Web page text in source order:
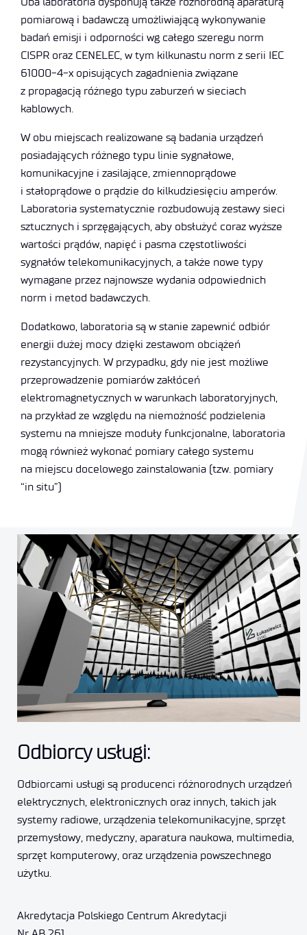
pomiarową i badawczą umożliwiającą wykonywanie
badań emisji i odporności wg całego szeregu norm
CISPR oraz CENELEC, w tym kilkunastu norm z serii IEC
61000-4-x opisujących zagadnienia związane
z propagacją różnego typu zaburzeń w sieciach
kablowych.
W obu miejscach realizowane są badania urządzeń
posiadających różnego typu linie sygnałowe,
komunikacyjne i zasilające, zmiennoprądowe
i stałoprądowe o prądzie do kilkudziesięciu amperów.
Laboratoria systematycznie rozbudowują zestawy sieci
sztucznych i sprzęgających, aby obsłużyć coraz wyższe
wartości prądów, napięć i pasma częstotliwości
sygnałów telekomunikacyjnych, a także nowe typy
wymagane przez najnowsze wydania odpowiednich
norm i metod badawczych.
Dodatkowo, laboratoria są w stanie zapewnić odbiór
energii dużej mocy dzięki zestawom obciążeń
rezystancyjnych. W przypadku, gdy nie jest możliwe
przeprowadzenie pomiarów zakłóceń
elektromagnetycznych w warunkach laboratoryjnych,
na przykład ze względu na niemożność podzielenia
systemu na mniejsze moduły funkcjonalne, laboratoria
mogą również wykonać pomiary całego systemu
na miejscu docelowego zainstalowania (tzw. pomiary
“in situ”)
Odbiorcy usługi:
Odbiorcami usługi są producenci różnorodnych urządzeń
elektrycznych, elektronicznych oraz innych, takich jak
systemy radiowe, urządzenia telekomunikacyjne, sprzęt
przemysłowy, medyczny, aparatura naukowa, multimedia,
sprzęt komputerowy, oraz urządzenia powszechnego
użytku.
Akredytacja Polskiego Centrum Akredytacji